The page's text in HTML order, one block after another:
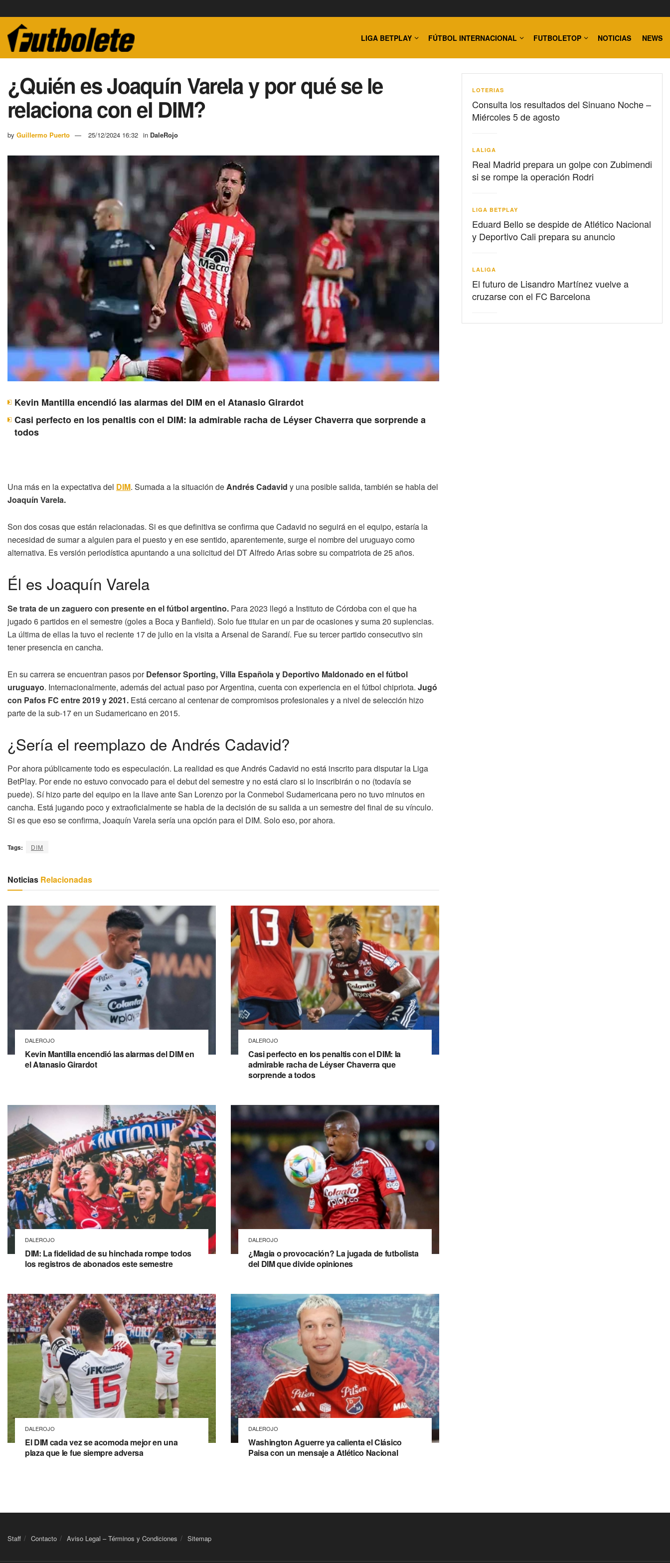
LIGA BETPLAY FÚTBOL INTERNACIONAL FUTBOLETOP NOTICIAS NEWS
¿Quién es Joaquín Varela y por qué se le
relaciona con el DIM?
by Guillermo Puerto 25/12/2024 16:32 in DaleRojo
Kevin Mantilla encendió las alarmas del DIM en el Atanasio Girardot
Casi perfecto en los penaltis con el DIM: la admirable racha de Léyser Chaverra que sorprende a
todos
Una más en la expectativa del DIM. Sumada a la situación deAndrés Cadavid y una posible salida, también se habla del
Joaquín Varela.
Son dos cosas que están relacionadas. Si es que definitiva se confirma que Cadavid no seguirá en el equipo, estaría la
necesidad de sumar a alguien para el puesto y en ese sentido, aparentemente, surge el nombre del uruguayo como
alternativa. Es versión periodística apuntando a una solicitud del DT Alfredo Arias sobre su compatriota de 25 años.
Él es Joaquín Varela
Se trata de un zaguero con presente en el fútbol argentino. Para 2023 llegó a Instituto de Córdoba con el que ha
jugado 6 partidos en el semestre (goles a Boca y Banfield). Solo fue titular en un par de ocasiones y suma 20 suplencias.
La última de ellas la tuvo el reciente 17 de julio en la visita a Arsenal de Sarandí. Fue su tercer partido consecutivo sin
tener presencia en cancha.
En su carrera se encuentran pasos porDefensor Sporting, Villa Española y Deportivo Maldonado en el fútbol
uruguayo. Internacionalmente, además del actual paso por Argentina, cuenta con experiencia en el fútbol chipriota. Jugó
con Pafos FC entre 2019 y 2021. Está cercano al centenar de compromisos profesionales y a nivel de selección hizo
parte de la sub-17 en un Sudamericano en 2015.
¿Sería el reemplazo de Andrés Cadavid?
Por ahora públicamente todo es especulación. La realidad es que Andrés Cadavid no está inscrito para disputar la Liga
BetPlay. Por ende no estuvo convocado para el debut del semestre y no está claro si lo inscribirán o no (todavía se
puede). Sí hizo parte del equipo en la llave ante San Lorenzo por la Conmebol Sudamericana pero no tuvo minutos en
cancha. Está jugando poco y extraoficialmente se habla de la decisión de su salida a un semestre del final de su vínculo.
Si es que eso se confirma, Joaquín Varela sería una opción para el DIM. Solo eso, por ahora.
Tags: DIM
Noticias Relacionadas
DALEROJO
Kevin Mantilla encendió las alarmas del DIM en
el Atanasio Girardot
DALEROJO
Casi perfecto en los penaltis con el DIM: la
admirable racha de Léyser Chaverra que
sorprende a todos
DALEROJO
DIM: La fidelidad de su hinchada rompe todos
los registros de abonados este semestre
DALEROJO
¿Magia o provocación? La jugada de futbolista
del DIM que divide opiniones
DALEROJO
El DIM cada vez se acomoda mejor en una
plaza que le fue siempre adversa
DALEROJO
Washington Aguerre ya calienta el Clásico
Paisa con un mensaje a Atlético Nacional
LOTERIAS
Consulta los resultados del Sinuano Noche –
Miércoles 5 de agosto
LALIGA
Real Madrid prepara un golpe con Zubimendi
si se rompe la operación Rodri
LIGA BETPLAY
Eduard Bello se despide de Atlético Nacional
y Deportivo Cali prepara su anuncio
LALIGA
El futuro de Lisandro Martínez vuelve a
cruzarse con el FC Barcelona
Staff Contacto Aviso Legal – Términos y Condiciones Sitemap